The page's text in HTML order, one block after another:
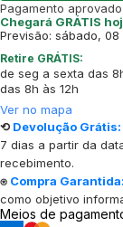
Pagamento aprovado
Chegará GRÁTIS
Previsão: sábado,
Retire GRÁTIS:
de seg a sexta das
das 8h às 12h
Ver no mapa
⟲ Devolução Grátis:
7 dias a partir da
recebimento.
⍟ Compra Garantida:
como objetivo
Meios de